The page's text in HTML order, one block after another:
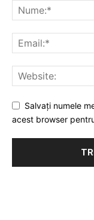
Salvați numele
acest browser